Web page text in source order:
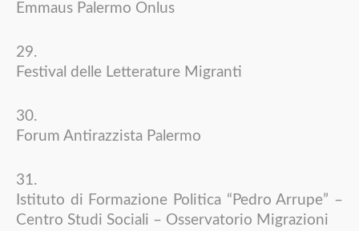
Emmaus Palermo Onlus
Festival delle Letterature Migranti
Forum Antirazzista Palermo
Istituto di Formazione Politica “Pedro Arrupe” –
Centro Studi Sociali – Osservatorio Migrazioni